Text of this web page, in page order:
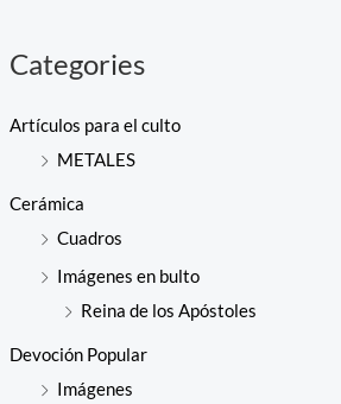
Categories
Artículos para el culto
METALES
Cerámica
Cuadros
Imágenes en bulto
Reina de los Apóstoles
Devoción Popular
Imágenes